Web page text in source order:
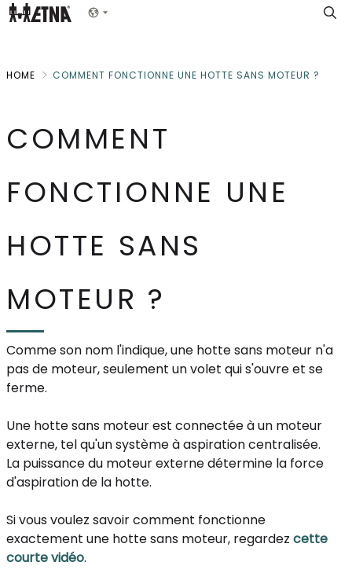
Skip
Show menu
HOME COMMENT FONCTIONNE UNE HOTTE SANS MOTEUR ?
COMMENT
FONCTIONNE UNE
HOTTE SANS
MOTEUR ?
Comme son nom l'indique, une hotte sans moteur n'a
pas de moteur, seulement un volet qui s'ouvre et se
ferme.
Une hotte sans moteur est connectée à un moteur
externe, tel qu'un système à aspiration centralisée.
La puissance du moteur externe détermine la force
d'aspiration de la hotte.
Si vous voulez savoir comment fonctionne
exactement une hotte sans moteur, regardez cette
courte vidéo.